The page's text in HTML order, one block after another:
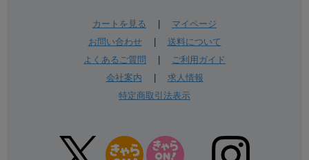
カートを見る
マイページ
お問い合わせ| 送料について
よくあるご質問
ご利用ガイド
会社案内
求人情報
特定商取引法表示